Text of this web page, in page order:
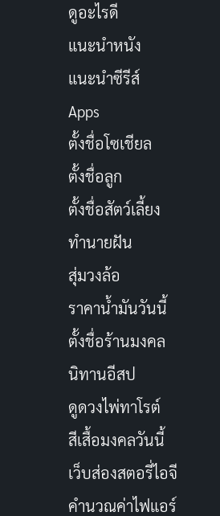
ดูอะไรดี
แนะนำหนัง
แนะนำซีรีส์
Apps
ตั้งชื่อโซเชียล
ตั้งชื่อลูก
ตั้งชื่อสัตว์เลี้ยง
ทำนายฝัน
สุ่มวงล้อ
ราคาน้ำมันวันนี้
ตั้งชื่อร้านมงคล
นิทานอีสป
ดูดวงไพ่ทาโรต์
สีเสื้อมงคลวันนี้
เว็บส่องสตอรี่ไอจี
คำนวณค่าไฟแอร์